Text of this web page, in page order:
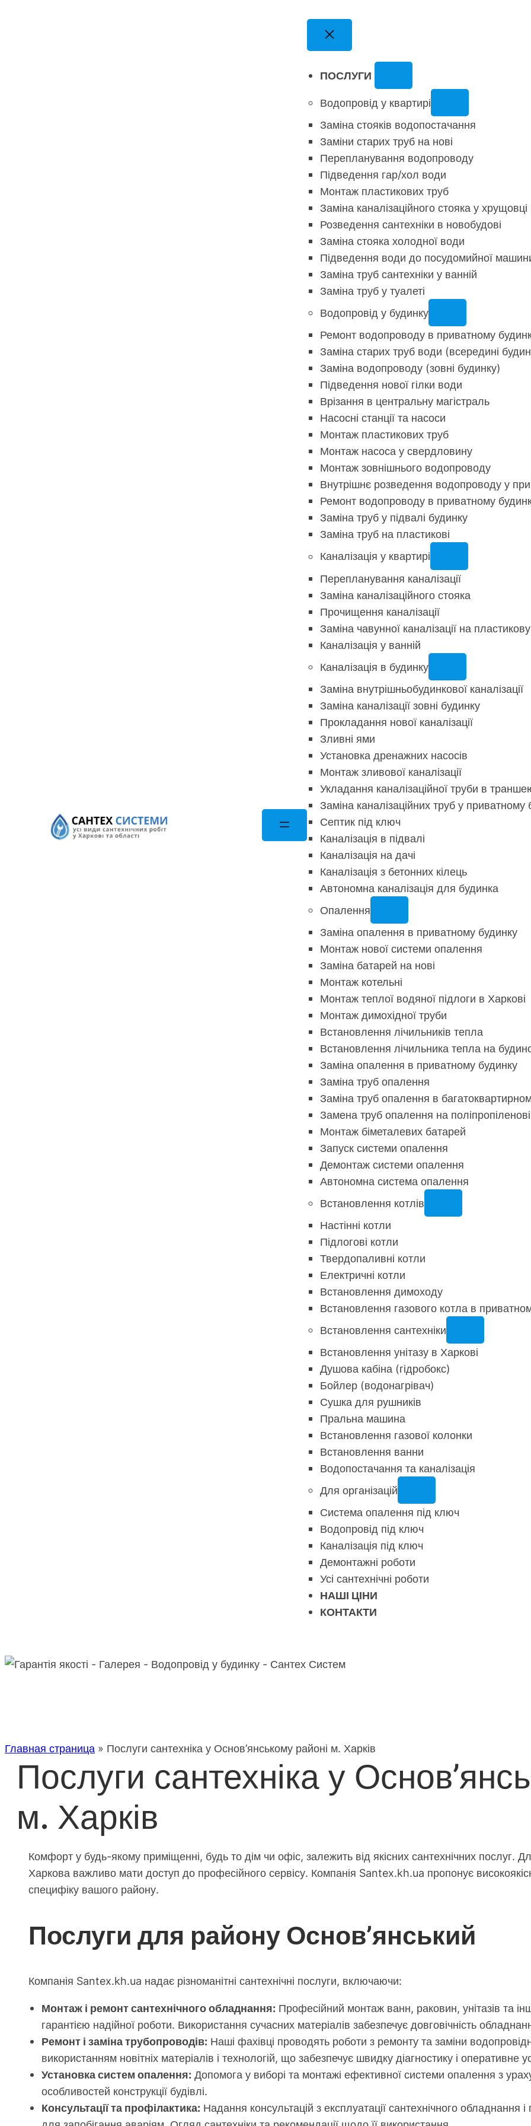
ПОСЛУГИ
Водопровід у квартирі
Заміна стояків водопостачання
Заміни старих труб на нові
Перепланування водопроводу
Підведення гар/хол води
Монтаж пластикових труб
Заміна каналізаційного стояка у хрущовці
Розведення сантехніки в новобудові
Заміна стояка холодної води
Підведення води до посудомийної
Заміна труб сантехніки у ванній
Заміна труб у туалеті
Водопровід у будинку
Ремонт водопроводу в приватному
Заміна старих труб води (всередині
Заміна водопроводу (зовні будинку)
Підведення нової гілки води
Врізання в центральну магістраль
Насосні станції та насоси
Монтаж пластикових труб
Монтаж насоса у свердловину
Монтаж зовнішнього водопроводу
Внутрішнє розведення водопроводу у
Ремонт водопроводу в приватному
Заміна труб у підвалі будинку
Заміна труб на пластикові
Каналізація у квартирі
Перепланування каналізації
Заміна каналізаційного стояка
Прочищення каналізації
Заміна чавунної каналізації на пластикову
Каналізація у ванній
Каналізація в будинку
Заміна внутрішньобудинкової каналізації
Заміна каналізації зовні будинку
Прокладання нової каналізації
Зливні ями
Установка дренажних насосів
Монтаж зливової каналізації
Укладання каналізаційної труби в
Заміна каналізаційних труб у приватному
Септик під ключ
Каналізація в підвалі
Каналізація на дачі
Каналізація з бетонних кілець
Автономна каналізація для будинка
Опалення
Заміна опалення в приватному будинку
Монтаж нової системи опалення
Заміна батарей на нові
Монтаж котельні
Монтаж теплої водяної підлоги в Харкові
Монтаж димохідної труби
Встановлення лічильників тепла
Встановлення лічильника тепла на
Заміна опалення в приватному будинку
Заміна труб опалення
Заміна труб опалення в
Замена труб опалення на поліпропіленові
Монтаж біметалевих батарей
Запуск системи опалення
Демонтаж системи опалення
Автономна система опалення
Встановлення котлів
Настінні котли
Підлогові котли
Твердопаливні котли
Електричні котли
Встановлення димоходу
Встановлення газового котла в
Встановлення сантехніки
Встановлення унітазу в Харкові
Душова кабіна (гідробокс)
Бойлер (водонагрівач)
Сушка для рушників
Пральна машина
Встановлення газової колонки
Встановлення ванни
Водопостачання та каналізація
Для організацій
Система опалення під ключ
Водопровід під ключ
Каналізація під ключ
Демонтажні роботи
Усі сантехнічні роботи
НАШІ ЦІНИ
КОНТАКТИ
Главная страница » Послуги сантехніка у Основ’янському районі м. Харків
Послуги сантехніка у
м. Харків
Комфорт у будь-якому приміщенні, будь то дім чи офіс, залежить від якісних сантехнічних послуг.
Харкова важливо мати доступ до професійного сервісу. Компанія Santex.kh.ua пропонує
специфіку вашого району.
Послуги для району Основ’янський
Компанія Santex.kh.ua надає різноманітні сантехнічні послуги, включаючи:
Монтаж і ремонт сантехнічного обладнання: Професійний монтаж ванн, раковин, унітазів та
гарантією надійної роботи. Використання сучасних матеріалів забезпечує довговічність
Ремонт і заміна трубопроводів: Наші фахівці проводять роботи з ремонту та заміни
використанням новітніх матеріалів і технологій, що забезпечує швидку діагностику і оперативне
Установка систем опалення: Допомога у виборі та монтажі ефективної системи опалення з
особливостей конструкції будівлі.
Консультації та профілактика: Надання консультацій з експлуатації сантехнічного обладнання